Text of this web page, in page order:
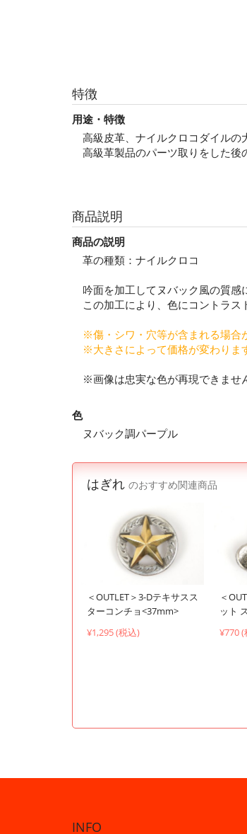
特徴
用途・特徴
高級皮革、ナイルクロコダイルの
高級革製品のパーツ取りをした後
商品説明
商品の説明
革の種類：ナイルクロコ
吟面を加工してヌバック風の質感
この加工により、色にコントラス
※傷・シワ・穴等が含まれる場合
※大きさによって価格が変わりま
※画像は忠実な色が再現できませ
色
ヌバック調パープル
はぎれ のおすすめ関連商品
＜OUTLET＞3-Dテキサスス
ターコンチョ<37mm>
¥1,295 (税込)
＜
ット
¥770 (
INFO